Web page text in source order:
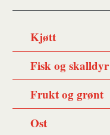
Kjøtt
Fisk og skalldyr
Frukt og grønt
Ost